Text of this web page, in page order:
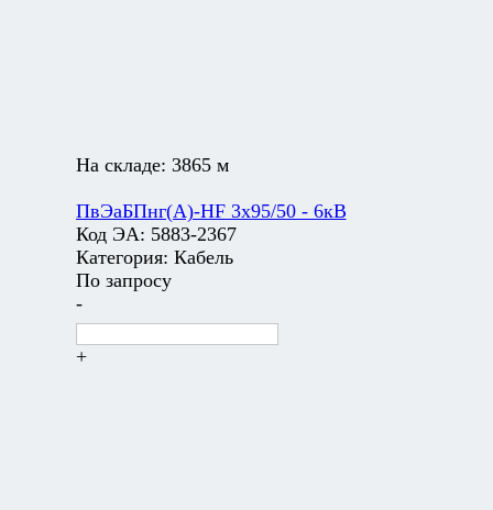
На складе: 3865 м
ПвЭаБПнг(А)-HF 3х95/50 - 6кВ
Код ЭА: 5883-2367
Категория: Кабель
По запросу
-
+